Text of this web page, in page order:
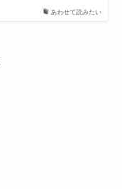
あわせて読みたい